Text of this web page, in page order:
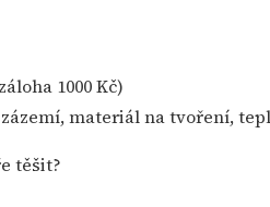
1000 Kč)
materiál na tvoření,
těšit?